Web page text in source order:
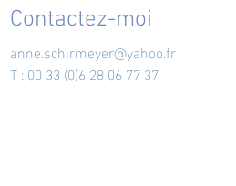
Contactez-moi
anne.schirmeyer@yahoo.fr
T : 00 33 (0)6 28 06 77 37